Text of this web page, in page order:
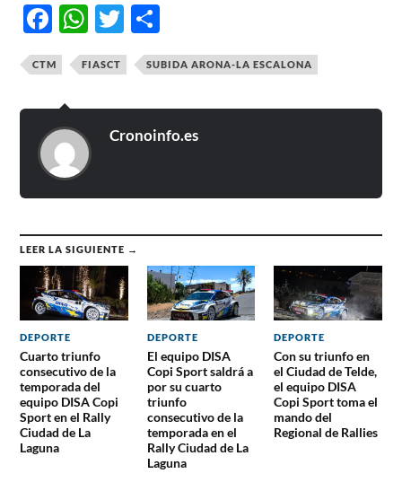
Facebook
WhatsApp
Twitter
CTM FIASCT SUBIDA ARONA-LA ESCALONA
Cronoinfo.es
LEER LA SIGUIENTE →
DEPORTE
Cuarto triunfo
consecutivo de la
temporada del
equipo DISA Copi
Sport en el Rally
Ciudad de La
Laguna
DEPORTE
El equipo DISA
Copi Sport saldrá a
por su cuarto
triunfo
consecutivo de la
temporada en el
Rally Ciudad de La
Laguna
DEPORTE
Con su triunfo en
el Ciudad de Telde,
el equipo DISA
Copi Sport toma el
mando del
Regional de Rallies